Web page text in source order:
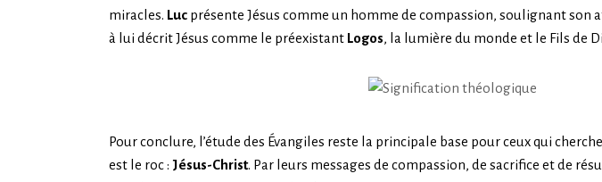
miracles. Luc présente Jésus comme un homme de compassion, soulignant
à lui décrit Jésus comme le préexistant Logos, la lumière du monde et le Fils de
Pour conclure, l’étude des Évangiles reste la principale base pour ceux qui
est le roc : Jésus-Christ. Par leurs messages de compassion, de sacrifice et de